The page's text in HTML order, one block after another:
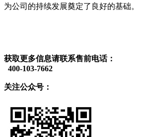
为公司的持续发展奠定了良好的基础。
获取更多信息请联系售前电话：
400-103-7662
关注公众号：